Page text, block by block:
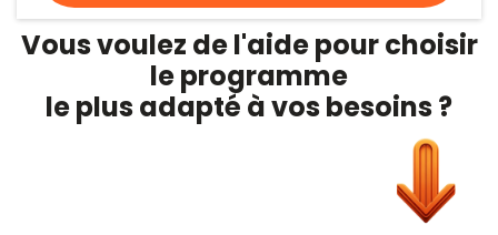
Vous voulez de l'aide pour choisir
le programme
le plus adapté à vos besoins ?